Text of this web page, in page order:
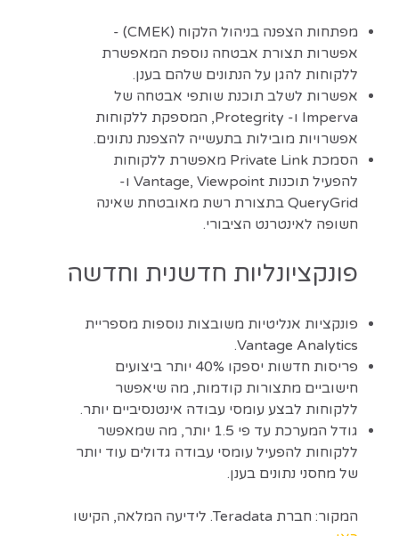
מפתחות הצפנה בניהול הלקוח (CMEK) -
אפשרות תצורת אבטחה נוספת המאפשרת
ללקוחות להגן על הנתונים שלהם בענן.
אפשרות לשלב תוכנת שותפי אבטחה של
Imperva ו- Protegrity, המספקת ללקוחות
אפשרויות מובילות בתעשייה להצפנת נתונים.
הסמכת Private Link מאפשרת ללקוחות
להפעיל תוכנות Vantage, Viewpoint ו-
QueryGrid בתצורת רשת מאובטחת שאינה
חשופה לאינטרנט הציבורי.
פונקציונליות חדשנית וחדשה
פונקציות אנליטיות משובצות נוספות מספריית
Vantage Analytics.
פריסות חדשות יספקו 40% יותר ביצועים
חישוביים מתצורות קודמות, מה שיאפשר
ללקוחות לבצע עומסי עבודה אינטנסיביים יותר.
גודל המערכת עד פי 1.5 יותר, מה שמאפשר
ללקוחות להפעיל עומסי עבודה גדולים עוד יותר
של מחסני נתונים בענן.
המקור: חברת Teradata. לידיעה המלאה, הקישו